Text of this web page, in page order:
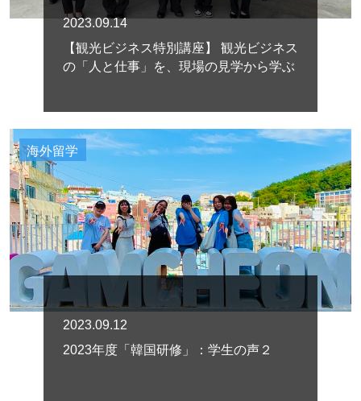
2023.09.14
【観光ビジネス特別講座】 観光ビジネス
の「人と仕事」を、現場の見学から学ぶ
海外留学
2023.09.12
2023年度「韓国研修」：学生の声２